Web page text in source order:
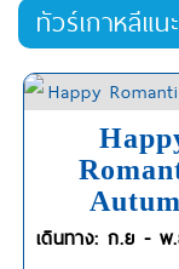
ทัวร์เกาหลีแน
เดินทาง: ก.ย - พ